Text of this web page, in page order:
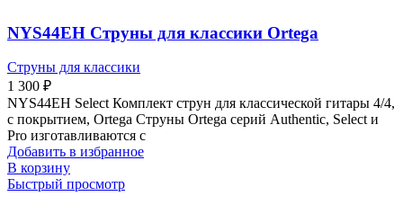
NYS44EH Струны для классики Ortega
Струны для классики
1 300 ₽
NYS44EH Select Комплект струн для классической гитары 4/4,
с покрытием, Ortega Струны Ortega серий Authentic, Select и
Pro изготавливаются с
Добавить в избранное
В корзину
Быстрый просмотр